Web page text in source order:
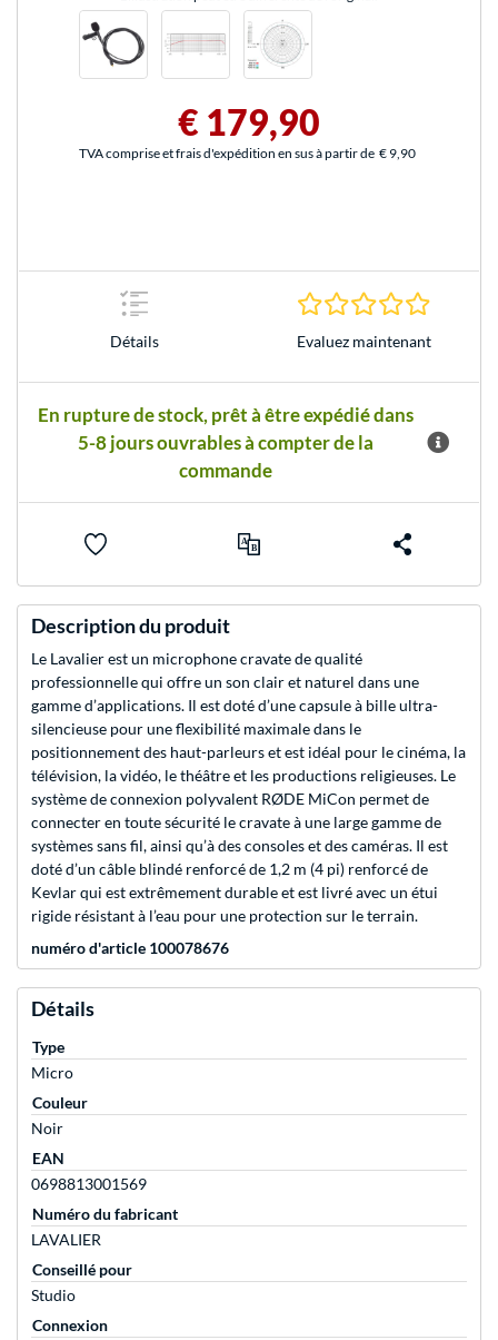
€ 179,90
TVA comprise et frais d'expédition en sus à partir de € 9,90
Détails Evaluez maintenant
En rupture de stock, prêt à être expédié dans
5-8 jours ouvrables à compter de la
commande
Description du produit
Le Lavalier est un microphone cravate de qualité
professionnelle qui offre un son clair et naturel dans une
gamme d’applications. Il est doté d’une capsule à bille ultra-
silencieuse pour une flexibilité maximale dans le
positionnement des haut-parleurs et est idéal pour le cinéma, la
télévision, la vidéo, le théâtre et les productions religieuses. Le
système de connexion polyvalent RØDE MiCon permet de
connecter en toute sécurité le cravate à une large gamme de
systèmes sans fil, ainsi qu’à des consoles et des caméras. Il est
doté d’un câble blindé renforcé de 1,2 m (4 pi) renforcé de
Kevlar qui est extrêmement durable et est livré avec un étui
rigide résistant à l’eau pour une protection sur le terrain.
numéro d'article 100078676
Détails
Type
Micro
Couleur
Noir
EAN
0698813001569
Numéro du fabricant
LAVALIER
Conseillé pour
Studio
Connexion